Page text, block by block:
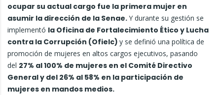
ocupar su actual cargo fue la primera mujer en
asumir la dirección de la Senae.Y durante su gestión se
implementó la Oficina de Fortalecimiento Ético y Lucha
contra la Corrupción (Ofielc) y se definió una política de
promoción de mujeres en altos cargos ejecutivos, pasando
del 27% al 100% de mujeres en el Comité Directivo
General y del 26% al 58% en la participación de
mujeres en mandos medios.